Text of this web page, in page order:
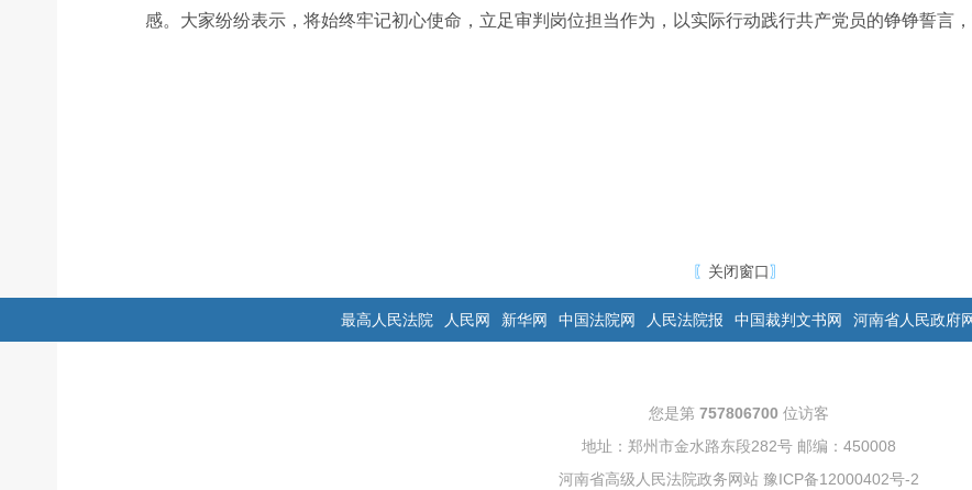
感。大家纷纷表示，将始终牢记初心使命，立足审判岗位担当作为，以实际行动践行共产党员的铮铮誓言
〖 关闭窗口〗
最高人民法院 人民网 新华网 中国法院网 人民法院报 中国裁判文书网 河南省人民政府
您是第 757806700 位访客
地址：郑州市金水路东段282号 邮编：450008
河南省高级人民法院政务网站 豫ICP备12000402号-2